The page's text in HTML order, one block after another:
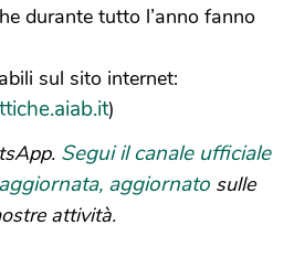
durante tutto l’anno fanno
sul sito internet:
)
Segui il canale ufficiale
aggiornato sulle
attività.